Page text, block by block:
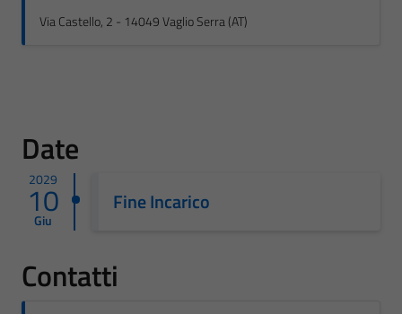
Via Castello, 2 - 14049 Vaglio Serra (AT)
Date
2029
10
Giu
Fine Incarico
Contatti